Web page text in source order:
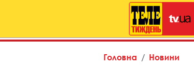
Головна Новини